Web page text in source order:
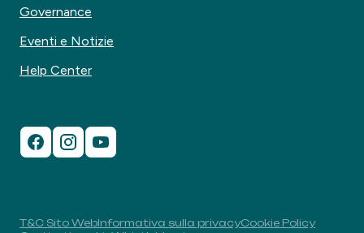
Governance
Eventi e Notizie
Help Center
T&C Sito WebInformativa sulla privacyCookie Policy